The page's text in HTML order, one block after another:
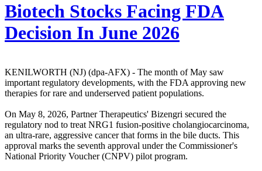
Biotech Stocks Facing FDA
Decision In June 2026
KENILWORTH (NJ) (dpa-AFX) - The month of May saw
important regulatory developments, with the FDA approving new
therapies for rare and underserved patient populations.
On May 8, 2026, Partner Therapeutics' Bizengri secured the
regulatory nod to treat NRG1 fusion-positive cholangiocarcinoma,
an ultra-rare, aggressive cancer that forms in the bile ducts. This
approval marks the seventh approval under the Commissioner's
National Priority Voucher (CNPV) pilot program.